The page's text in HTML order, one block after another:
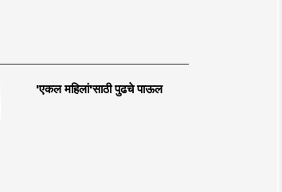
'एकल महिलां'साठी पुढचे पाऊल